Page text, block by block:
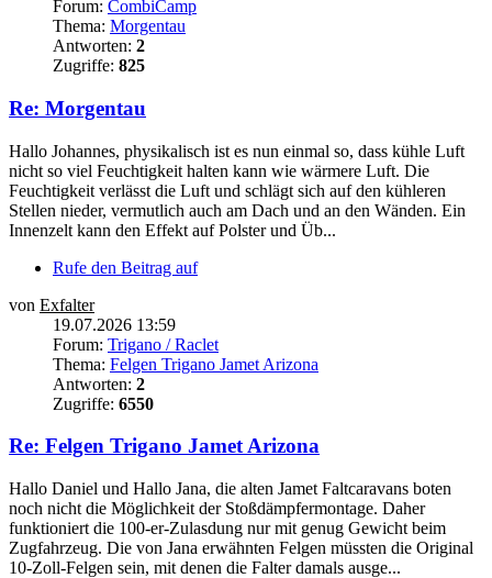
Forum: CombiCamp
Thema: Morgentau
Antworten: 2
Zugriffe: 825
Re: Morgentau
Hallo Johannes, physikalisch ist es nun einmal so, dass kühle Luft
nicht so viel Feuchtigkeit halten kann wie wärmere Luft. Die
Feuchtigkeit verlässt die Luft und schlägt sich auf den kühleren
Stellen nieder, vermutlich auch am Dach und an den Wänden. Ein
Innenzelt kann den Effekt auf Polster und Üb...
Rufe den Beitrag auf
von Exfalter
19.07.2026 13:59
Forum: Trigano / Raclet
Thema: Felgen Trigano Jamet Arizona
Antworten: 2
Zugriffe: 6550
Re: Felgen Trigano Jamet Arizona
Hallo Daniel und Hallo Jana, die alten Jamet Faltcaravans boten
noch nicht die Möglichkeit der Stoßdämpfermontage. Daher
funktioniert die 100-er-Zulasdung nur mit genug Gewicht beim
Zugfahrzeug. Die von Jana erwähnten Felgen müssten die Original
10-Zoll-Felgen sein, mit denen die Falter damals ausge...